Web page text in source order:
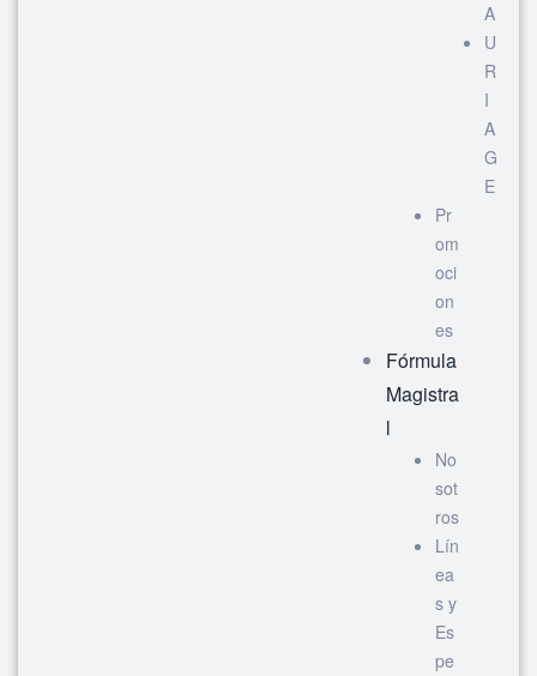
A
U
R
I
A
G
E
Pr
om
oci
on
es
Fórmula
Magistra
l
No
sot
ros
Lín
ea
s y
Es
pe